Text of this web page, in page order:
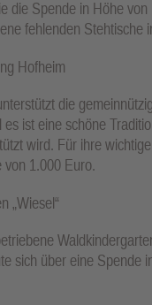
die Spende in Höhe
fehlenden Stehtische
Hofheim
die
es ist eine schöne
wird. Für ihre
von 1.000 Euro.
„Wiesel“
sich über eine Spende